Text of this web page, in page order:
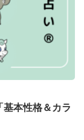
基本性格＆カラ